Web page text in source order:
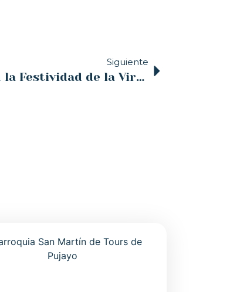
Siguiente
Vuelven las procesiones en la Festividad de la Virgen del Mar 2022. Patrona de Santander.